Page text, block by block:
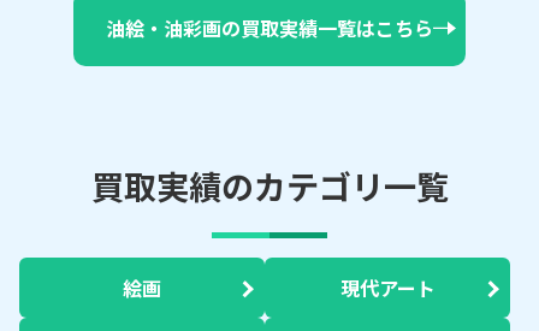
油絵・油彩画の買取実績一覧はこちら
買取実績のカテゴリ一覧
絵画 現代アート